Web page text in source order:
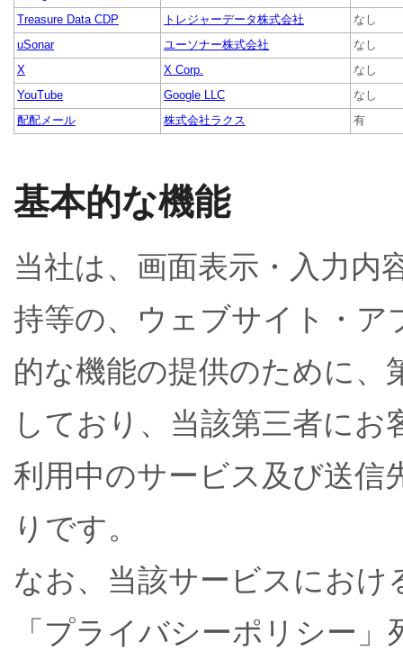
Treasure Data CDP
トレジャーデータ株式会社
なし
uSonar
ユーソナー株式会社
なし
X
X Corp.
なし
YouTube
Google LLC
なし
配配メール
株式会社ラクス 有
基本的な機能
当社は、画面表示・入力内
持等の、ウェブサイト・ア
的な機能の提供のために、
しており、当該第三者に
利用中のサービス及び送信
りです。
なお、当該サービスにおけ
「プライバシーポリシー